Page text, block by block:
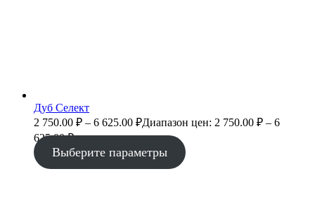
Дуб Селект
2 750.00 ₽ – 6 625.00 ₽Диапазон цен: 2 750.00 ₽ – 6
625.00 ₽
Выберите параметры